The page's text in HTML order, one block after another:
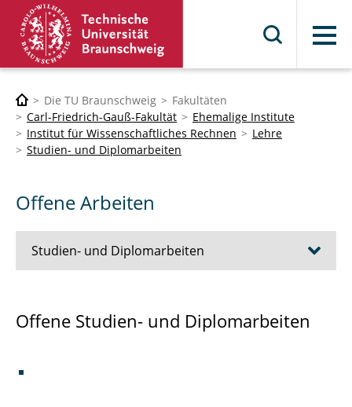
Menü
Die TU Braunschweig
Fakultäten
Carl-Friedrich-Gauß-Fakultät
Ehemalige Institute
Institut für Wissenschaftliches Rechnen
Lehre
Studien- und Diplomarbeiten
Offene Arbeiten
Studien- und Diplomarbeiten
Offene Studien- und Diplomarbeiten